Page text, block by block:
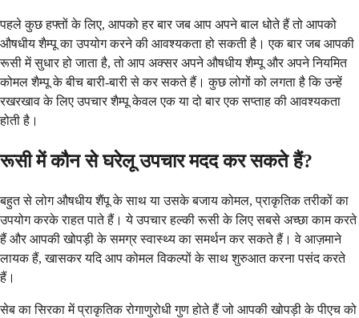
पहले कुछ हफ्तों के लिए, आपको हर बार जब आप अपने बाल धोते हैं तो आपको
औषधीय शैम्पू का उपयोग करने की आवश्यकता हो सकती है। एक बार जब आपकी
रूसी में सुधार हो जाता है, तो आप अक्सर अपने औषधीय शैम्पू और अपने नियमित
कोमल शैम्पू के बीच बारी-बारी से कर सकते हैं। कुछ लोगों को लगता है कि उन्हें
रखरखाव के लिए उपचार शैम्पू केवल एक या दो बार एक सप्ताह की आवश्यकता
होती है।
रूसी में कौन से घरेलू उपचार मदद कर सकते हैं?
बहुत से लोग औषधीय शैंपू के साथ या उसके बजाय कोमल, प्राकृतिक तरीकों का
उपयोग करके राहत पाते हैं। ये उपचार हल्की रूसी के लिए सबसे अच्छा काम करते
हैं और आपकी खोपड़ी के समग्र स्वास्थ्य का समर्थन कर सकते हैं। वे आज़माने
लायक हैं, खासकर यदि आप कोमल विकल्पों के साथ शुरुआत करना पसंद करते
हैं।
सेब का सिरका में प्राकृतिक रोगाणुरोधी गुण होते हैं जो आपकी खोपड़ी के पीएच को